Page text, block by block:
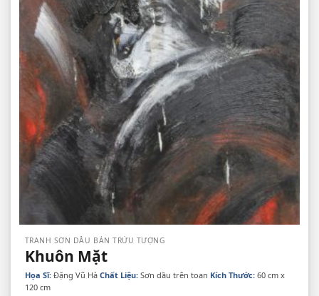
TRANH SƠN DẦU BÁN TRỪU TƯỢNG
Khuôn Mặt
Họa Sĩ:Đặng Vũ Hà Chất Liệu:Sơn dầu trên toan Kích Thước:60 cm x
120 cm